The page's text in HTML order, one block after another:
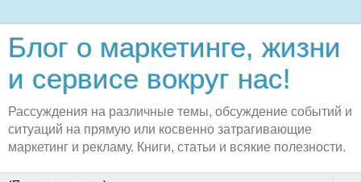
Блог о маркетинге, жизни
и сервисе вокруг нас!
Рассуждения на различные темы, обсуждение событий и
ситуаций на прямую или косвенно затрагивающие
маркетинг и рекламу. Книги, статьи и всякие полезности.